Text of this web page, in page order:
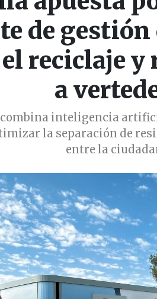
de gestión
reciclaje y
a
combina inteligencia
la separación de
entre la